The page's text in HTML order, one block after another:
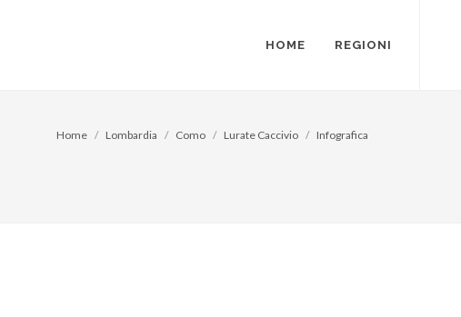
HOME REGIONI
Home Lombardia Como Lurate Caccivio Infografica